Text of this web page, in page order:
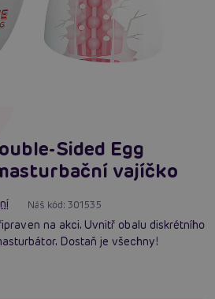
Sided Egg
vajíčko
Náš kód:301535
na akci. Uvnitř obalu diskrétního
Dostaň je všechny!